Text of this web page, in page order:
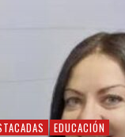
EDUCACIÓN